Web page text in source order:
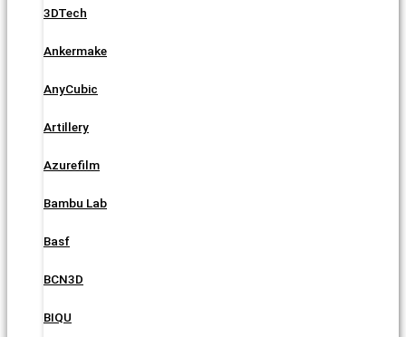
3DTech
Ankermake
AnyCubic
Artillery
Azurefilm
Bambu Lab
Basf
BCN3D
BIQU